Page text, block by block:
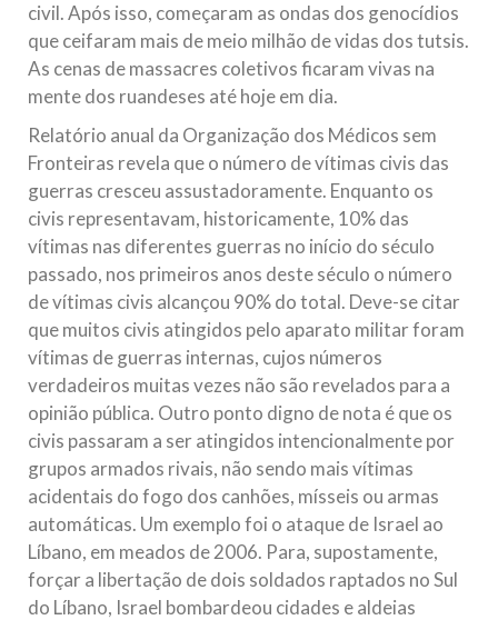
civil. Após isso, começaram as ondas dos genocídios
que ceifaram mais de meio milhão de vidas dos tutsis.
As cenas de massacres coletivos ficaram vivas na
mente dos ruandeses até hoje em dia.
Relatório anual da Organização dos Médicos sem
Fronteiras revela que o número de vítimas civis das
guerras cresceu assustadoramente. Enquanto os
civis representavam, historicamente, 10% das
vítimas nas diferentes guerras no início do século
passado, nos primeiros anos deste século o número
de vítimas civis alcançou 90% do total. Deve-se citar
que muitos civis atingidos pelo aparato militar foram
vítimas de guerras internas, cujos números
verdadeiros muitas vezes não são revelados para a
opinião pública. Outro ponto digno de nota é que os
civis passaram a ser atingidos intencionalmente por
grupos armados rivais, não sendo mais vítimas
acidentais do fogo dos canhões, mísseis ou armas
automáticas. Um exemplo foi o ataque de Israel ao
Líbano, em meados de 2006. Para, supostamente,
forçar a libertação de dois soldados raptados no Sul
do Líbano, Israel bombardeou cidades e aldeias